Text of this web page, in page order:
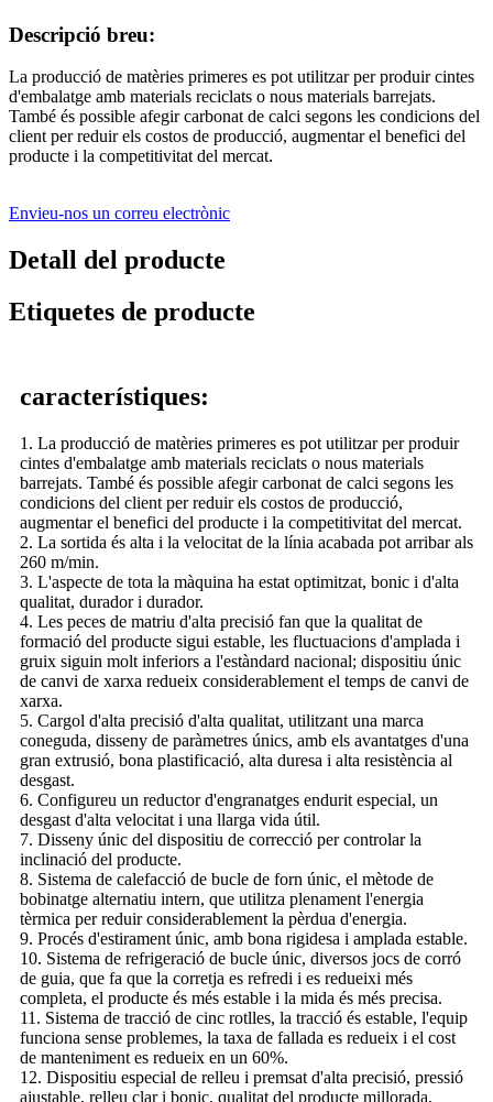
Descripció breu:
La producció de matèries primeres es pot utilitzar per produir cintes
d'embalatge amb materials reciclats o nous materials barrejats.
També és possible afegir carbonat de calci segons les condicions del
client per reduir els costos de producció, augmentar el benefici del
producte i la competitivitat del mercat.
Envieu-nos un correu electrònic
Detall del producte
Etiquetes de producte
característiques:
1. La producció de matèries primeres es pot utilitzar per produir
cintes d'embalatge amb materials reciclats o nous materials
barrejats. També és possible afegir carbonat de calci segons les
condicions del client per reduir els costos de producció,
augmentar el benefici del producte i la competitivitat del mercat.
2. La sortida és alta i la velocitat de la línia acabada pot arribar als
260 m/min.
3. L'aspecte de tota la màquina ha estat optimitzat, bonic i d'alta
qualitat, durador i durador.
4. Les peces de matriu d'alta precisió fan que la qualitat de
formació del producte sigui estable, les fluctuacions d'amplada i
gruix siguin molt inferiors a l'estàndard nacional; dispositiu únic
de canvi de xarxa redueix considerablement el temps de canvi de
xarxa.
5. Cargol d'alta precisió d'alta qualitat, utilitzant una marca
coneguda, disseny de paràmetres únics, amb els avantatges d'una
gran extrusió, bona plastificació, alta duresa i alta resistència al
desgast.
6. Configureu un reductor d'engranatges endurit especial, un
desgast d'alta velocitat i una llarga vida útil.
7. Disseny únic del dispositiu de correcció per controlar la
inclinació del producte.
8. Sistema de calefacció de bucle de forn únic, el mètode de
bobinatge alternatiu intern, que utilitza plenament l'energia
tèrmica per reduir considerablement la pèrdua d'energia.
9. Procés d'estirament únic, amb bona rigidesa i amplada estable.
10. Sistema de refrigeració de bucle únic, diversos jocs de corró
de guia, que fa que la corretja es refredi i es redueixi més
completa, el producte és més estable i la mida és més precisa.
11. Sistema de tracció de cinc rotlles, la tracció és estable, l'equip
funciona sense problemes, la taxa de fallada es redueix i el cost
de manteniment es redueix en un 60%.
12. Dispositiu especial de relleu i premsat d'alta precisió, pressió
ajustable, relleu clar i bonic, qualitat del producte millorada,